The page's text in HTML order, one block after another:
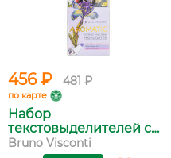
456 ₽ 481 ₽
по карте
Набор
текстовыделителей с
зап...
Bruno Visconti